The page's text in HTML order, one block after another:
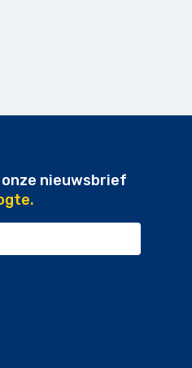
nieuwsbrief